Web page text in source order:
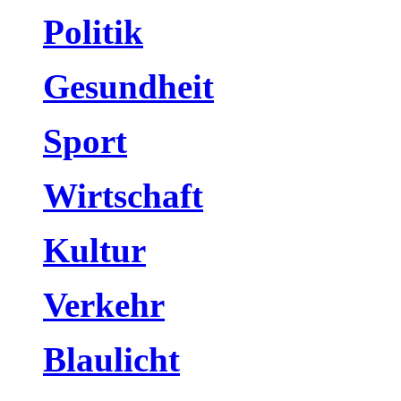
Politik
Gesundheit
Sport
Wirtschaft
Kultur
Verkehr
Blaulicht